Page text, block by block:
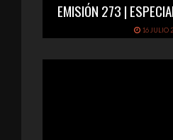
EMISIÓN 273 |
16 JULIO